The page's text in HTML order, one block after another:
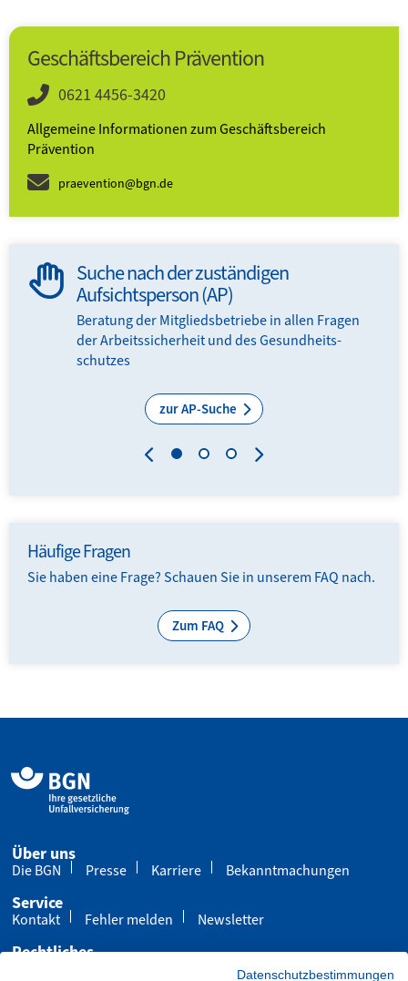
Geschäftsbereich Prävention
0621 4456-3420
Allgemeine Informationen zum Geschäftsbereich
Prävention
praevention@bgn.de
Suche nach der zuständigen
Aufsichtsperson (AP)
Beratung der Mitglieds­­betriebe in allen Fragen
der Arbeits­sicherheit und des Gesundheits­
schutzes
zur AP-Suche
Häufige Fragen
Sie haben eine Frage? Schauen Sie in unserem FAQ nach.
Zum FAQ
Über uns
Die BGN Presse Karriere Bekanntmachungen
Service
Kontakt Fehler melden Newsletter
Rechtliches
CookiesDatenschutzbestimmungen